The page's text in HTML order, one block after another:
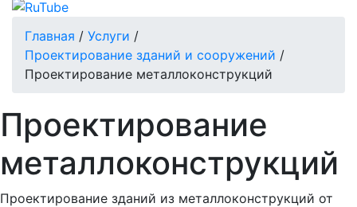
Главная / Услуги /
Проектирование зданий и сооружений /
Проектирование металлоконструкций
Проектирование
металлоконструкций
Проектирование зданий из металлоконструкций от